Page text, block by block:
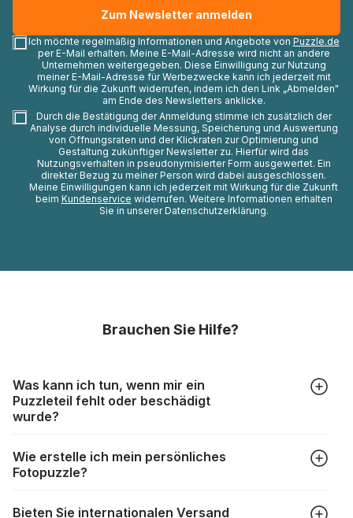
Ich möchte regelmäßig Informationen und Angebote von Puzzle.de
per E-Mail erhalten. Meine E-Mail-Adresse wird nicht an andere
Unternehmen weitergegeben. Diese Einwilligung zur Nutzung
meiner E-Mail-Adresse für Werbezwecke kann ich jederzeit mit
Wirkung für die Zukunft widerrufen, indem ich den Link „Abmelden"
am Ende des Newsletters anklicke.
Durch die Bestätigung der Anmeldung stimme ich zusätzlich der
Analyse durch individuelle Messung, Speicherung und Auswertung
von Öffnungsraten und der Klickraten zur Optimierung und
Gestaltung zukünftiger Newsletter zu. Hierfür wird das
Nutzungsverhalten in pseudonymisierter Form ausgewertet. Ein
direkter Bezug zu meiner Person wird dabei ausgeschlossen.
Meine Einwilligungen kann ich jederzeit mit Wirkung für die Zukunft
beim Kundenservice widerrufen. Weitere Informationen erhalten
Sie in unserer Datenschutzerklärung.
Brauchen Sie Hilfe?
Was kann ich tun, wenn mir ein
Puzzleteil fehlt oder beschädigt
wurde?
aber trotzdem kann es vorkommen, dass Teile beschädigt
werden oder verloren gehen. Mit solchen Fällen gehen
https://www.puzzle.de/puzzleteile-fehlen.html
Wie erstelle ich mein persönliches
Fotopuzzle?
gewünschte Teileanzahl sowie das Foto, das Sie für das
Bieten Sie internationalen Versand